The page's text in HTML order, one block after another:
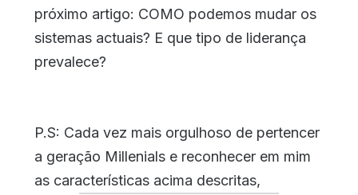
próximo artigo: COMO podemos mudar os
sistemas actuais? E que tipo de liderança
prevalece?
P.S: Cada vez mais orgulhoso de pertencer
a geração Millenials e reconhecer em mim
as características acima descritas,